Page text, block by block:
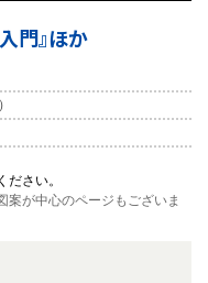
門』ほか
さい。
案が中心のページもございま